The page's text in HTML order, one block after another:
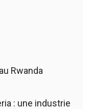
Rwanda
: une industrie